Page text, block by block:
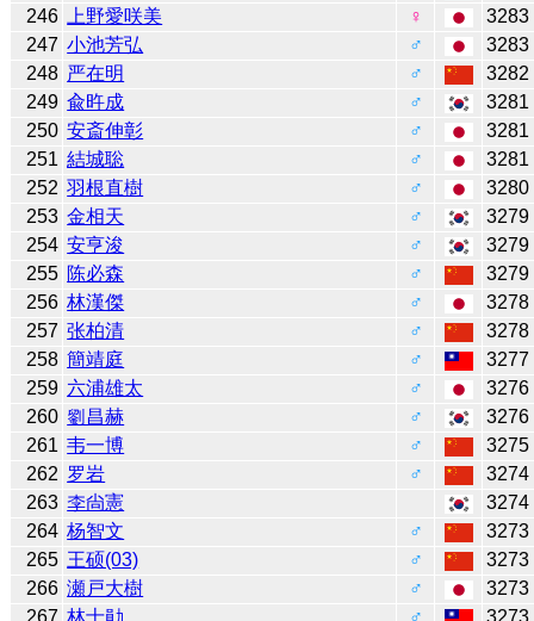
246
上野愛咲美 ♀
3283
247 小池芳弘 ♂
3283
248 严在明 ♂
3282
249 兪旿成 ♂
3281
250 安斎伸彰 ♂
3281
251 結城聡 ♂
3281
252 羽根直樹 ♂
3280
253 金相天 ♂
3279
254 安亨浚 ♂
3279
255 陈必森 ♂
3279
256 林漢傑 ♂
3278
257 张柏清 ♂
3278
258 簡靖庭 ♂
3277
259 六浦雄太 ♂
3276
260 劉昌赫 ♂
3276
261 韦一博 ♂
3275
262 罗岩 ♂
3274
263 李尙憲
3274
264 杨智文 ♂
3273
265 王硕(03) ♂
3273
266 瀬戸大樹 ♂
3273
267 林士勛 ♂ 3273